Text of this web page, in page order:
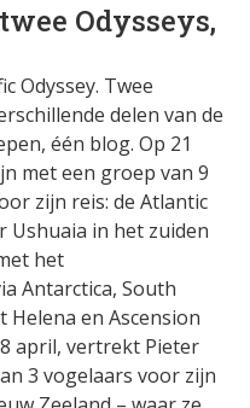
Odysseys,
Odyssey. Twee
delen van de
één blog. Op 21
met een groep van 9
zijn reis: de Atlantic
Ushuaia in het zuiden
het
Antarctica, South
Helena en Ascension
april, vertrekt Pieter
3 vogelaars voor zijn